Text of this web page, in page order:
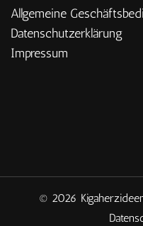
Allgemeine
Datenschutzerklärung
Impressum
© 2026